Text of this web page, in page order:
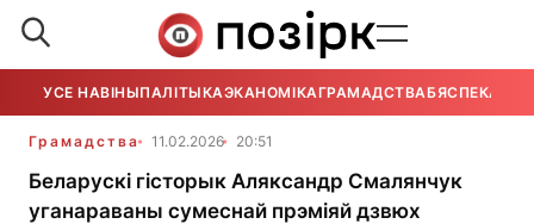
УСЕ НАВІНЫПАЛІТЫКАЭКАНОМІКАГРАМАДСТВАБЯСПЕКА
Грамадства 11.02.2026 20:51
Беларускі гісторык Аляксандр Смалянчук
уганараваны сумеснай прэміяй дзвюх